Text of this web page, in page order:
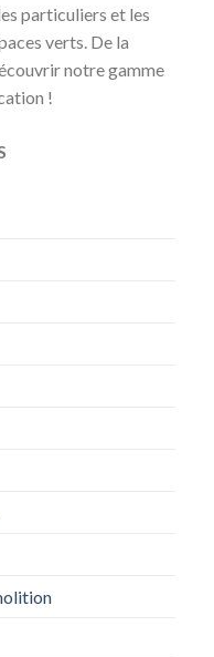
particuliers et les
verts. De la
notre gamme
!